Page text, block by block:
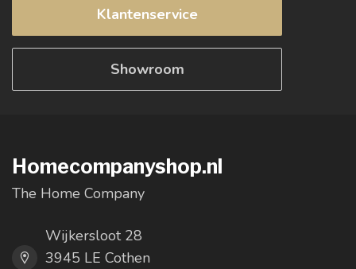
Klantenservice
Showroom
Homecompanyshop.nl
The Home Company
Wijkersloot 28
3945 LE Cothen